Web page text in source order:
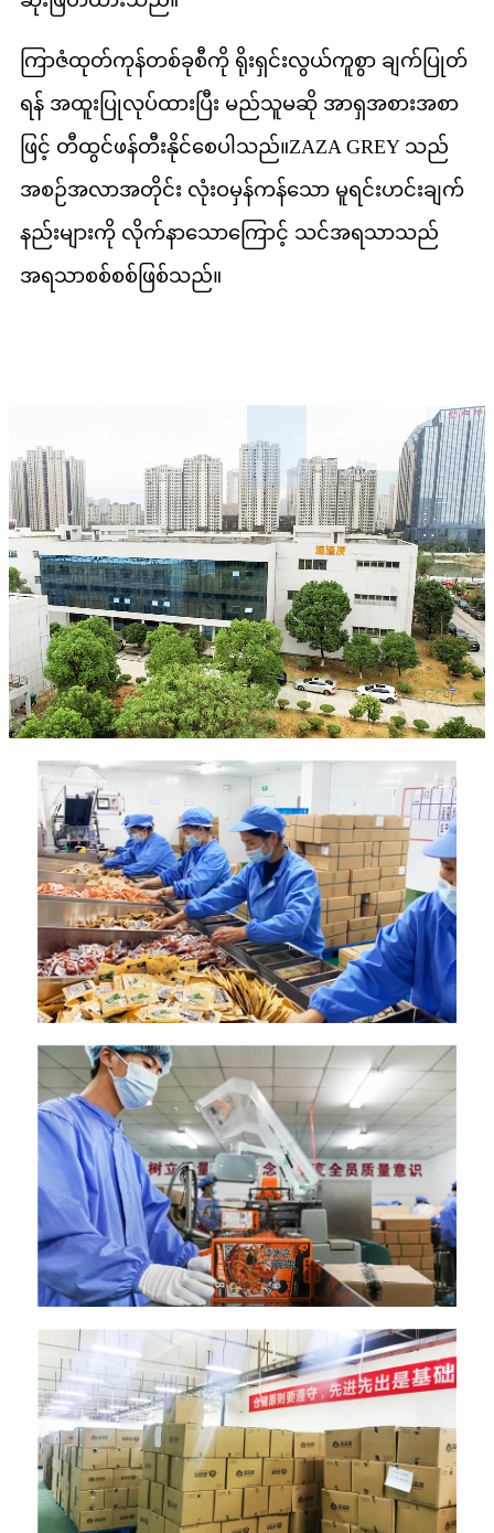
ကြာဇံထုတ်ကုန်တစ်ခုစီကို ရိုးရှင်းလွယ်ကူစွာ ချက်ပြုတ်
ရန် အထူးပြုလုပ်ထားပြီး မည်သူမဆို အာရှအစားအစာ
ဖြင့် တီထွင်ဖန်တီးနိုင်စေပါသည်။ZAZA GREY သည်
အစဉ်အလာအတိုင်း လုံးဝမှန်ကန်သော မူရင်းဟင်းချက်
နည်းများကို လိုက်နာသောကြောင့် သင်အရသာသည်
အရသာစစ်စစ်ဖြစ်သည်။